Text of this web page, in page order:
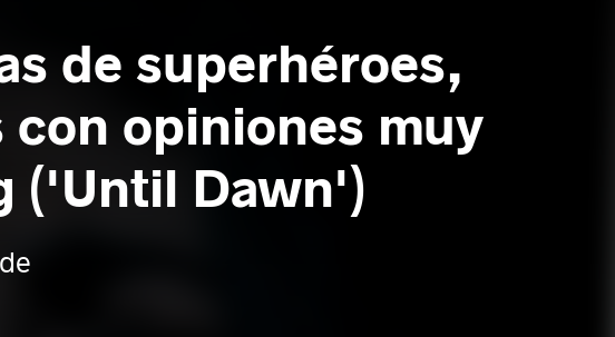
de superhéroes,
con opiniones muy
('Until Dawn')